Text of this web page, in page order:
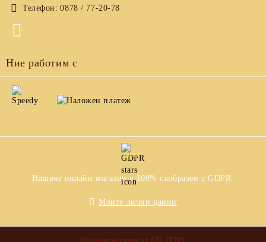
Телефон: 0878 / 77-20-78
Ние работим с
GDPR
Нашият онлайн магазин е 100% съобразен с GDPR.
Моите лични данни
Онлайн магазин от SELITON